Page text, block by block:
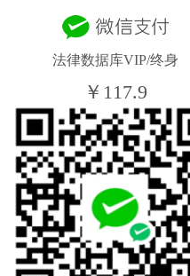
法律数据库VIP/终身
￥117.9